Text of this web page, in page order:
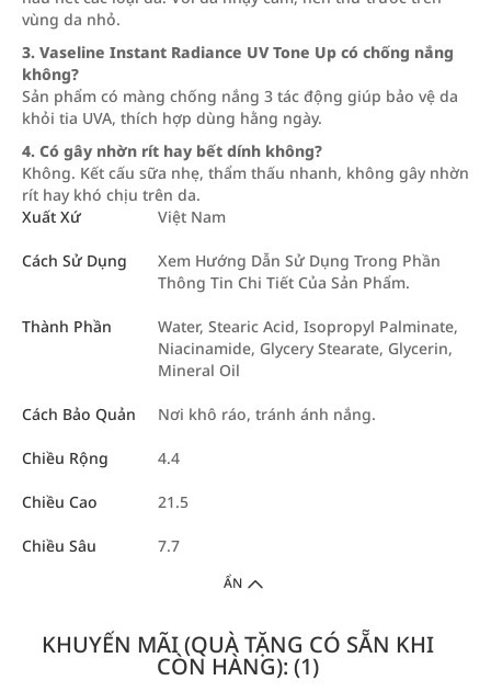
vùng da nhỏ.
3. Vaseline Instant Radiance UV Tone Up có chống nắng
không?
Sản phẩm có màng chống nắng 3 tác động giúp bảo vệ da
khỏi tia UVA, thích hợp dùng hằng ngày.
4. Có gây nhờn rít hay bết dính không?
Không. Kết cấu sữa nhẹ, thẩm thấu nhanh, không gây nhờn
rít hay khó chịu trên da.
Xuất Xứ
Việt Nam
Cách Sử Dụng
Xem Hướng Dẫn Sử Dụng Trong Phần
Thông Tin Chi Tiết Của Sản Phẩm.
Thành Phần
Water, Stearic Acid, Isopropyl Palminate,
Niacinamide, Glycery Stearate, Glycerin,
Mineral Oil
Cách Bảo Quản Nơi khô ráo, tránh ánh nắng.
Chiều Rộng 4.4
Chiều Cao 21.5
Chiều Sâu 7.7
ẨN
KHUYẾN MÃI (QUÀ TẶNG CÓ SẴN KHI
CÒN HÀNG): (1)